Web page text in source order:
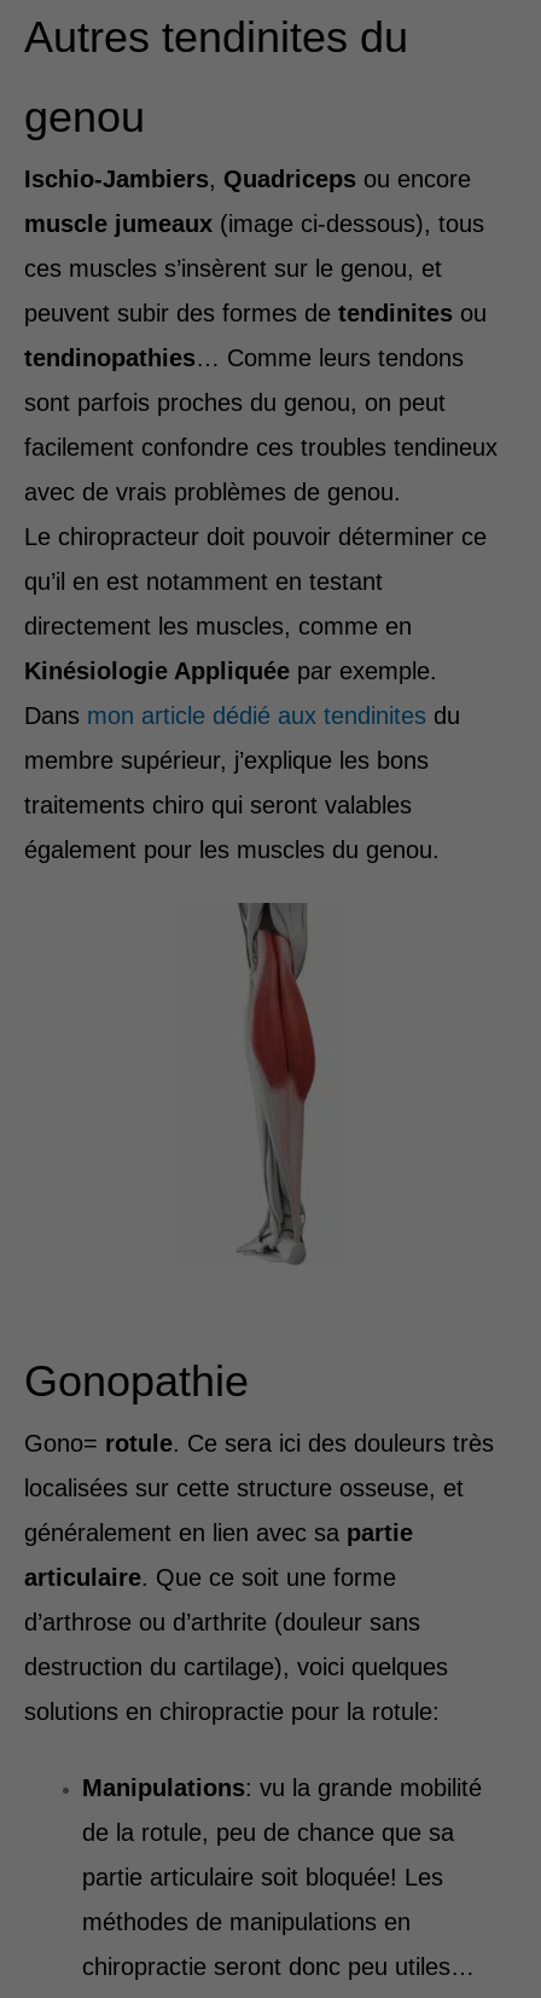
Autres tendinites du
genou
Ischio-Jambiers, Quadriceps ou encore
muscle jumeaux (image ci-dessous), tous
ces muscles s’insèrent sur le genou, et
peuvent subir des formes de tendinites ou
tendinopathies… Comme leurs tendons
sont parfois proches du genou, on peut
facilement confondre ces troubles tendineux
avec de vrais problèmes de genou.
Le chiropracteur doit pouvoir déterminer ce
qu’il en est notamment en testant
directement les muscles, comme en
Kinésiologie Appliquée par exemple.
Dans mon article dédié aux tendinites du
membre supérieur, j’explique les bons
traitements chiro qui seront valables
également pour les muscles du genou.
Gonopathie
Gono= rotule. Ce sera ici des douleurs très
localisées sur cette structure osseuse, et
généralement en lien avec sa partie
articulaire. Que ce soit une forme
d’arthrose ou d’arthrite (douleur sans
destruction du cartilage), voici quelques
solutions en chiropractie pour la rotule:
Manipulations: vu la grande mobilité
de la rotule, peu de chance que sa
partie articulaire soit bloquée! Les
méthodes de manipulations en
chiropractie seront donc peu utiles…